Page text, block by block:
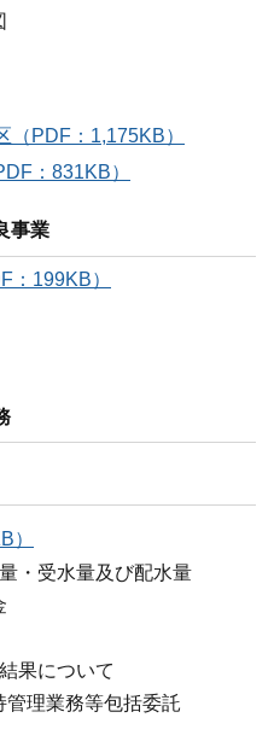
（PDF：1,175KB）
：831KB）
事業
：199KB）
）
・受水量及び配水量
果について
理業務等包括委託